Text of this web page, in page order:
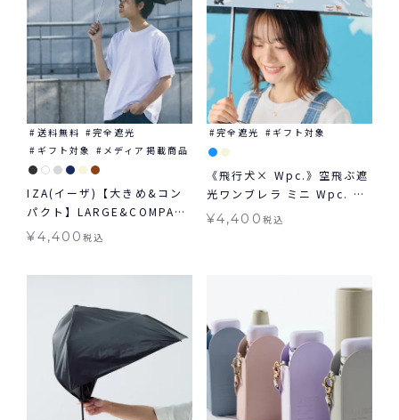
送料無料
完全遮光
ギフト対象
メディア掲載商品
IZA(イーザ)【大きめ&コン
パクト】LARGE&COMPACT
ラージ＆コンパクト日傘 折
¥4,400税込
完全遮光 ギフト対象
《飛行犬× Wpc.》空飛ぶ遮
光ワンブレラ ミニ Wpc. ギ
フト対象 日傘 折りたたみ 晴
¥4,400 税込